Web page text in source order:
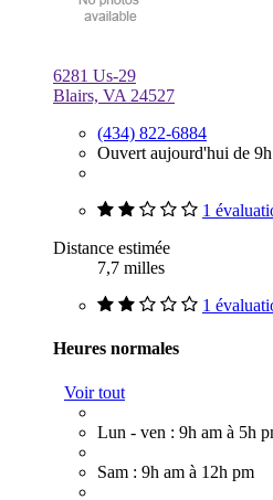
6281 Us-29
Blairs, VA 24527
(434) 822-6884
Ouvert aujourd'hui de
1
Distance estimée
7,7 milles
1
Heures normales
Voir tout
Lun - ven : 9h am à 5h
Sam : 9h am à 12h pm